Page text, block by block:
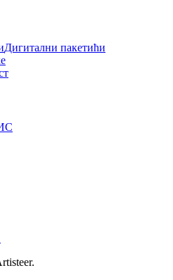
Дигитални пакетићи